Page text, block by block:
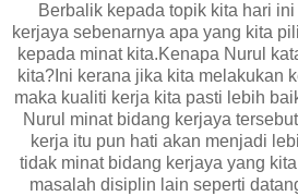
Berbalik kepada topik kita hari
kerjaya sebenarnya apa yang kita
kepada minat kita.Kenapa Nurul
kita?Ini kerana jika kita melakukan
maka kualiti kerja kita pasti lebih
Nurul minat bidang kerjaya
kerja itu pun hati akan menjadi
tidak minat bidang kerjaya yang
masalah disiplin lain seperti